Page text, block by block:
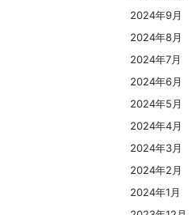
2024年9月
2024年8月
2024年7月
2024年6月
2024年5月
2024年4月
2024年3月
2024年2月
2024年1月